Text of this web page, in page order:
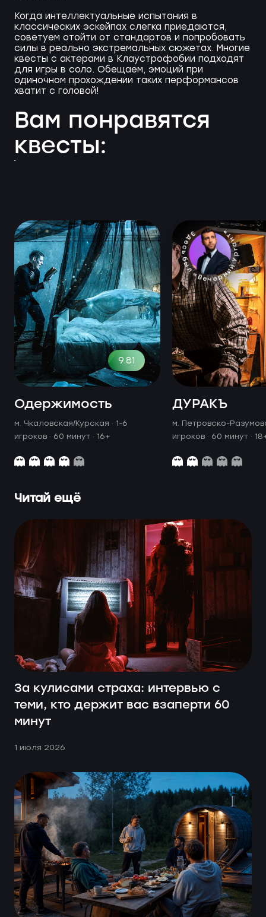
Когда интеллектуальные испытания в
классических эскейпах слегка приедаются,
советуем отойти от стандартов и попробовать
силы в реально экстремальных сюжетах. Многие
квесты с актерами в Клаустрофобии подходят
для игры в соло. Обещаем, эмоций при
одиночном прохождении таких перформансов
хватит с головой!
Вам понравятся
квесты:
9.81
Одержимость
м. Чкаловская/Курская · 1-6
игроков · 60 минут · 16+
ДУРАКЪ
м. Петровско-
игроков · 60 минут ·
Читай ещё
За кулисами страха: интервью с
теми, кто держит вас взаперти 60
минут
1 июля 2026